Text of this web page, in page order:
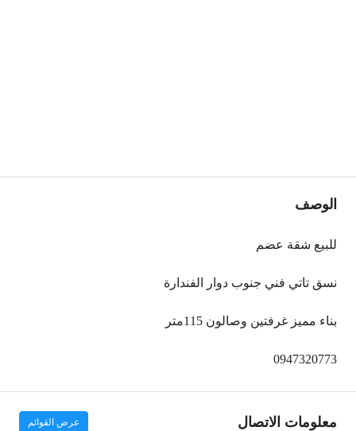
الوصف
للبيع شقة عضم
نسق تاتي فني جنوب دوار الفندارة
بناء مميز غرفتين وصالون 115متر
0947320773
معلومات الاتصال عرض القوائم